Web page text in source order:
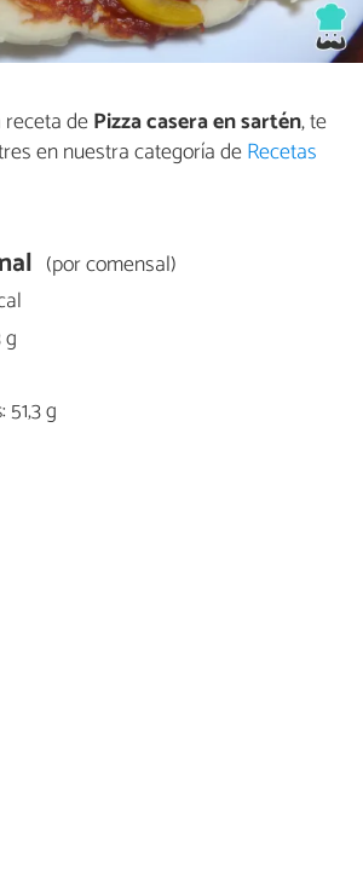
dePizza casera en sartén, te
en nuestra categoría deRecetas
(por comensal)
g
g